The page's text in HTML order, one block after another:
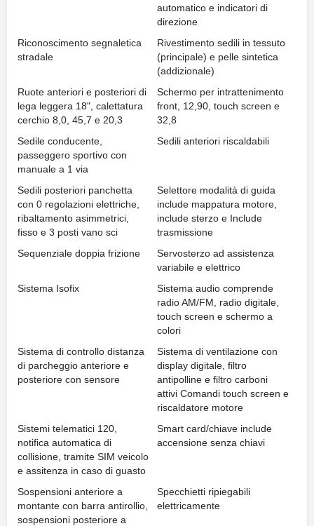
automatico e indicatori di
direzione
Riconoscimento segnaletica
stradale
Rivestimento sedili in tessuto
(principale) e pelle sintetica
(addizionale)
Ruote anteriori e posteriori di
lega leggera 18", calettatura
cerchio 8,0, 45,7 e 20,3
Schermo per intrattenimento
front, 12,90, touch screen e
32,8
Sedile conducente,
passeggero sportivo con
manuale a 1 via
Sedili anteriori riscaldabili
Sedili posteriori panchetta
con 0 regolazioni elettriche,
ribaltamento asimmetrici,
fisso e 3 posti vano sci
Selettore modalità di guida
include mappatura motore,
include sterzo e Include
trasmissione
Sequenziale doppia frizione
Servosterzo ad assistenza
variabile e elettrico
Sistema Isofix
Sistema audio comprende
radio AM/FM, radio digitale,
touch screen e schermo a
colori
Sistema di controllo distanza
di parcheggio anteriore e
posteriore con sensore
Sistema di ventilazione con
display digitale, filtro
antipolline e filtro carboni
attivi Comandi touch screen e
riscaldatore motore
Sistemi telematici 120,
notifica automatica di
collisione, tramite SIM veicolo
e assitenza in caso di guasto
Smart card/chiave include
accensione senza chiavi
Sospensioni anteriore a
montante con barra antirollio,
sospensioni posteriore a
Specchietti ripiegabili
elettricamente